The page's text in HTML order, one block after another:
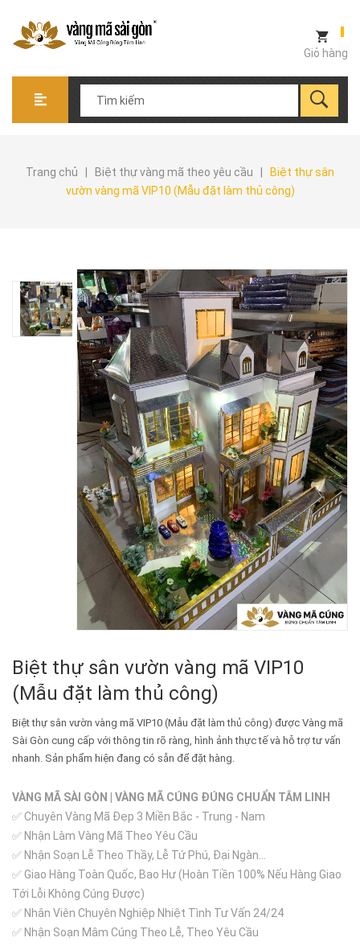
Giỏ hàng
Trang chủ Biệt thự vàng mã theo yêu cầu
Biệt thự sân
vườn vàng mã VIP10 (Mẫu đặt làm thủ công)
Biệt thự sân vườn vàng mã VIP10
(Mẫu đặt làm thủ công)
Biệt thự sân vườn vàng mã VIP10 (Mẫu đặt làm thủ công) được Vàng mã
Sài Gòn cung cấp với thông tin rõ ràng, hình ảnh thực tế và hỗ trợ tư vấn
nhanh. Sản phẩm hiện đang có sẵn để đặt hàng.
VÀNG MÃ SÀI GÒN | VÀNG MÃ CÚNG ĐÚNG CHUẨN TÂM LINH
✅ Chuyên Vàng Mã Đẹp 3 Miền Bắc - Trung - Nam
✅ Nhận Làm Vàng Mã Theo Yêu Cầu
✅ Nhận Soạn Lễ Theo Thầy, Lễ Tứ Phú, Đại Ngàn...
✅ Giao Hàng Toàn Quốc, Bao Hư (Hoàn Tiền 100% Nếu Hàng Giao
Tới Lỗi Không Cúng Được)
✅ Nhân Viên Chuyên Nghiệp Nhiệt Tình Tư Vấn 24/24
✅ Nhận Soạn Mâm Cúng Theo Lễ, Theo Yêu Cầu